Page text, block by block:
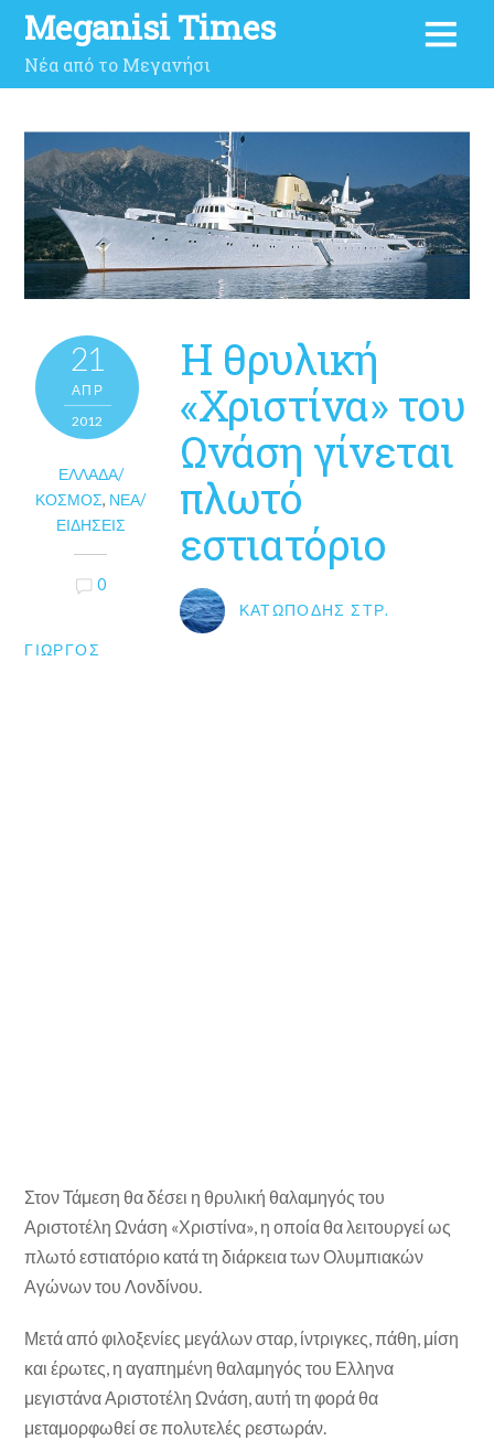
Meganisi Times
Νέα από το Μεγανήσι
21
ΑΠΡ
2012
ΕΛΛΆΔΑ/
ΚΌΣΜΟΣ, ΝΈΑ/
ΕΙΔΉΣΕΙΣ
0
Η θρυλική
«Χριστίνα» του
Ωνάση γίνεται
πλωτό
εστιατόριο
ΚΑΤΩΠΌΔΗΣ ΣΤΡ.
ΓΙΏΡΓΟΣ
Στον Τάμεση θα δέσει η θρυλική θαλαμηγός του
Αριστοτέλη Ωνάση «Χριστίνα», η οποία θα λειτουργεί ως
πλωτό εστιατόριο κατά τη διάρκεια των Ολυμπιακών
Αγώνων του Λονδίνου.
Μετά από φιλοξενίες μεγάλων σταρ, ίντριγκες, πάθη, μίση
και έρωτες, η αγαπημένη θαλαμηγός του Ελληνα
μεγιστάνα Αριστοτέλη Ωνάση, αυτή τη φορά θα
μεταμορφωθεί σε πολυτελές ρεστωράν.